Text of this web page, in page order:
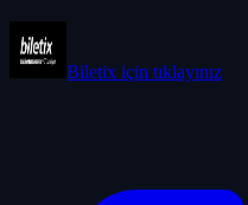
Biletix için tıklayınız